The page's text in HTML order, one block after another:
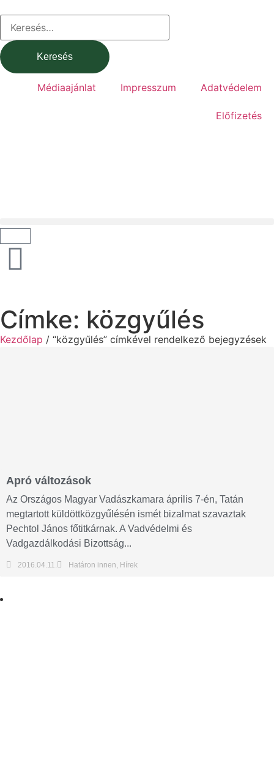
Médiaajánlat Impresszum Adatvédelem
Előfizetés
Címke: közgyűlés
Kezdőlap / “közgyűlés” címkével rendelkező bejegyzések
Apró változások
Az Országos Magyar Vadászkamara április 7-én, Tatán
megtartott küldöttközgyűlésén ismét bizalmat szavaztak
Pechtol János főtitkárnak. A Vadvédelmi és
Vadgazdálkodási Bizottság...
2016.04.11. Határon innen, Hírek